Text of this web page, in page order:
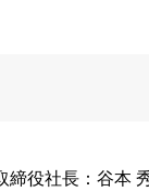
締役社長：谷本